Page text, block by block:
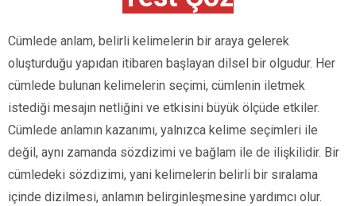
Cümlede anlam, belirli kelimelerin bir araya gelerek
oluşturduğu yapıdan itibaren başlayan dilsel bir olgudur. Her
cümlede bulunan kelimelerin seçimi, cümlenin iletmek
istediği mesajın netliğini ve etkisini büyük ölçüde etkiler.
Cümlede anlamın kazanımı, yalnızca kelime seçimleri ile
değil, aynı zamanda sözdizimi ve bağlam ile de ilişkilidir. Bir
cümledeki sözdizimi, yani kelimelerin belirli bir sıralama
içinde dizilmesi, anlamın belirginleşmesine yardımcı olur.